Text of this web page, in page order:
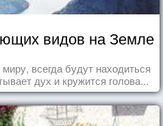
видов на Земле
всегда будут находиться
дух и кружится голова...